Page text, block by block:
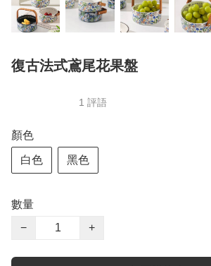
復古法式鳶尾花果盤
1 評語
顏色
白色 黑色
數量
−
+